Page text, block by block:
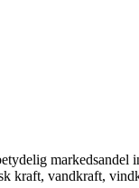
kraft, vandkraft,